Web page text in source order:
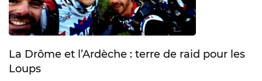
La Drôme et l’Ardèche : terre de raid pour les
Loups